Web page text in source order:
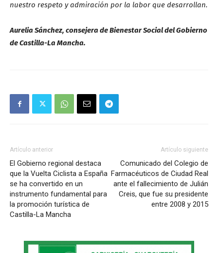
nuestro respeto y admiración por la labor que desarrollan.
Aurelia Sánchez, consejera de Bienestar Social del Gobierno
de Castilla-La Mancha.
Artículo anterior
El Gobierno regional destaca
que la Vuelta Ciclista a España
se ha convertido en un
instrumento fundamental para
la promoción turística de
Castilla-La Mancha
Artículo siguiente
Comunicado del Colegio de
Farmacéuticos de Ciudad Real
ante el fallecimiento de Julián
Creis, que fue su presidente
entre 2008 y 2015